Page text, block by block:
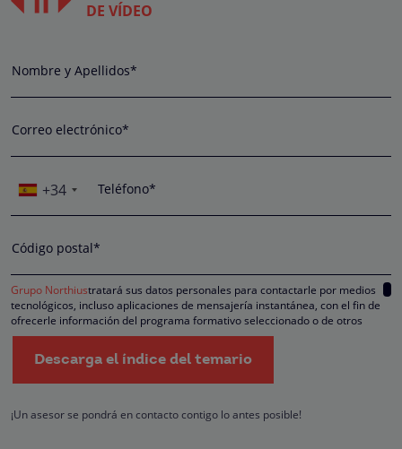
DE VÍDEO
Nombre y Apellidos*
Correo electrónico*
+34 Teléfono*
Código postal*
Grupo Northiustratará sus datos personales para contactarle por medios
tecnológicos, incluso aplicaciones de mensajería instantánea, con el fin de
ofrecerle información del programa formativo seleccionado o de otros
directamente relacionados con el interés manifestado y, en su caso, para
tramitar la contratación correspondiente. Compartiremos su solicitud con las
empresas que conforman elGrupo Northius, con el objeto de que estas
hacerle llegar la mejor oferta de productos y servicios de acuerdo a su
oposición, limitación, tal y como se explica en laPolítica de Privacidad
Descarga el índice del temario
¡Un asesor se pondrá en contacto contigo lo antes posible!